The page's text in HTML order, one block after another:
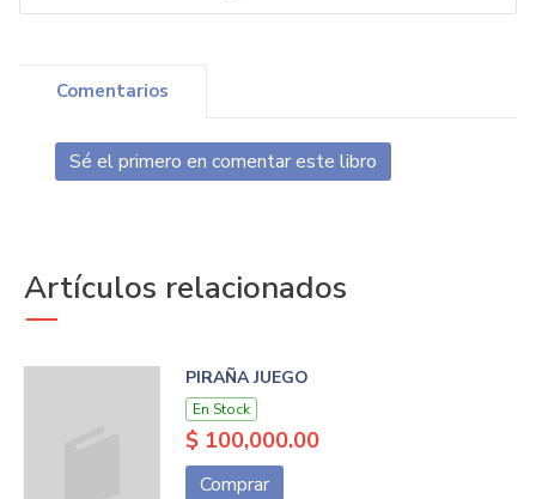
Comentarios
Sé el primero en comentar este libro
Artículos relacionados
PIRAÑA JUEGO
En Stock
$ 100,000.00
Comprar